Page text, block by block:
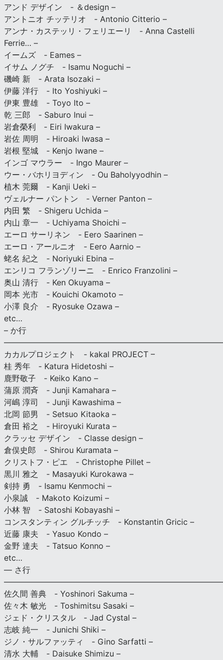
アンド デザイン - ＆design –
アントニオ チッテリオ - Antonio Citterio –
アンナ・カステッリ・フェリエーリ - Anna Castelli
Ferrie… –
イームズ - Eames –
イサム ノグチ - Isamu Noguchi –
磯崎 新 - Arata Isozaki –
伊藤 洋行 - Ito Yoshiyuki –
伊東 豊雄 - Toyo Ito –
乾 三郎 - Saburo Inui –
岩倉榮利 - Eiri Iwakura –
岩佐 周明 - Hiroaki Iwasa –
岩根 堅城 - Kenjo Iwane –
インゴ マウラー - Ingo Maurer –
ウー・バホリヨディン - Ou Baholyyodhin –
植木 莞爾 - Kanji Ueki –
ヴェルナー パントン - Verner Panton –
内田 繁 - Shigeru Uchida –
内山 章一 - Uchiyama Shoichi –
エーロ サーリネン - Eero Saarinen –
エーロ・アールニオ - Eero Aarnio –
蛯名 紀之 - Noriyuki Ebina –
エンリコ フランゾリーニ - Enrico Franzolini –
奥山 清行 - Ken Okuyama –
岡本 光市 - Kouichi Okamoto –
小澤 良介 - Ryosuke Ozawa –
etc…
– か行
カカルプロジェクト - kakal PROJECT –
桂 秀年 - Katura Hidetoshi –
鹿野敬子 - Keiko Kano –
蒲原 潤斉 - Junji Kamahara –
河嶋 淳司 - Junji Kawashima –
北岡 節男 - Setsuo Kitaoka –
倉田 裕之 - Hiroyuki Kurata –
クラッセ デザイン - Classe design –
倉俣史郎 - Shirou Kuramata –
クリストフ・ピエ - Christophe Pillet –
黒川 雅之 - Masayuki Kurokawa –
剣持 勇 - Isamu Kenmochi –
小泉誠 - Makoto Koizumi –
小林 智 - Satoshi Kobayashi –
コンスタンティン グルチッチ - Konstantin Gricic –
近藤 康夫 - Yasuo Kondo –
金野 達夫 - Tatsuo Konno –
etc…
— さ行
佐久間 善典 - Yoshinori Sakuma –
佐々木 敏光 - Toshimitsu Sasaki –
ジェド・クリスタル - Jad Cystal –
志岐 純一 - Junichi Shiki –
ジノ・サルファッティ - Gino Sarfatti –
清水 大輔 - Daisuke Shimizu –